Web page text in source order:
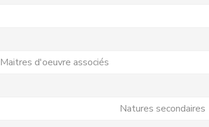
Maitres d'oeuvre associés
Natures secondaires